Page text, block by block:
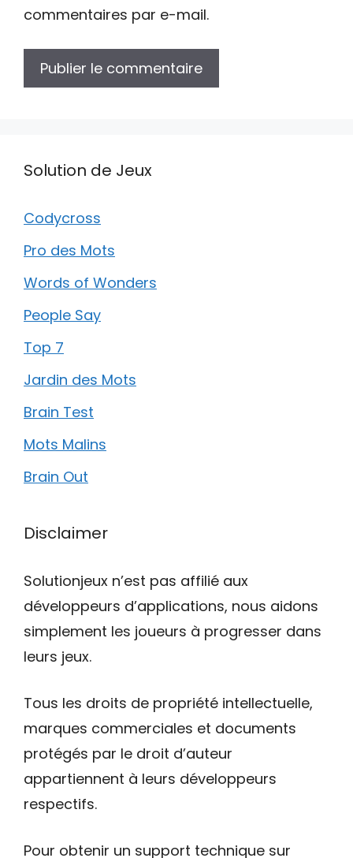
commentaires par e-mail.
Solution de Jeux
Codycross
Pro des Mots
Words of Wonders
People Say
Top 7
Jardin des Mots
Brain Test
Mots Malins
Brain Out
Disclaimer
Solutionjeux n’est pas affilié aux
développeurs d’applications, nous aidons
simplement les joueurs à progresser dans
leurs jeux.
Tous les droits de propriété intellectuelle,
marques commerciales et documents
protégés par le droit d’auteur
appartiennent à leurs développeurs
respectifs.
Pour obtenir un support technique sur